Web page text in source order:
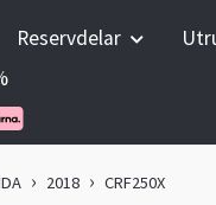
Reservdelar
2018 CRF250X